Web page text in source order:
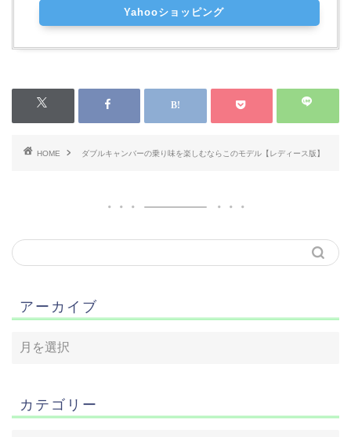
Yahooショッピング
HOME ダブルキャンバーの乗り味を楽しむならこのモデル【レディース版】
アーカイブ
カテゴリー